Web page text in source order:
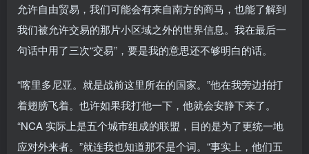
允许自由贸易，我们可能会有来自南方的商马，也能了解到
我们被允许交易的那片小区域之外的世界信息。我在最后一
句话中用了三次“交易”，要是我的意思还不够明白的话。
“喀里多尼亚。就是战前这里所在的国家。”他在我旁边拍打
着翅膀飞着。也许如果我打他一下，他就会安静下来了。
“NCA 实际上是五个城市组成的联盟，目的是为了更统一地
应对外来者。”就连我也知道那不是个词。“事实上，他们五